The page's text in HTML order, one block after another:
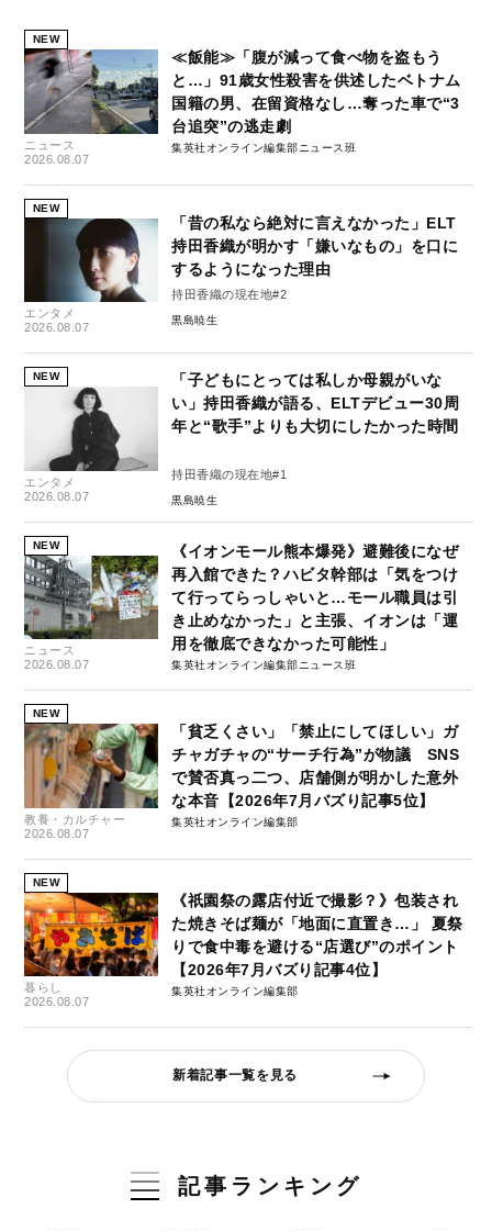
NEW
ニュース
2026.08.07
≪飯能≫「腹が減って食べ物を盗もう
と…」91歳女性殺害を供述したベトナム
国籍の男、在留資格なし…奪った車で“3
台追突”の逃走劇
集英社オンライン編集部ニュース班
NEW
エンタメ
2026.08.07
「昔の私なら絶対に言えなかった」ELT
持田香織が明かす「嫌いなもの」を口に
するようになった理由
持田香織の現在地#2
黒島暁生
NEW
エンタメ
2026.08.07
「子どもにとっては私しか母親がいな
い」持田香織が語る、ELTデビュー30周
年と“歌手”よりも大切にしたかった時間
持田香織の現在地#1
黒島暁生
NEW
ニュース
2026.08.07
《イオンモール熊本爆発》避難後になぜ
再入館できた？ハビタ幹部は「気をつけ
て行ってらっしゃいと…モール職員は引
き止めなかった」と主張、イオンは「運
用を徹底できなかった可能性」
集英社オンライン編集部ニュース班
NEW
教養・カルチャー
2026.08.07
「貧乏くさい」「禁止にしてほしい」ガ
チャガチャの“サーチ行為”が物議 SNS
で賛否真っ二つ、店舗側が明かした意外
な本音【2026年7月バズり記事5位】
集英社オンライン編集部
NEW
暮らし
2026.08.07
《祇園祭の露店付近で撮影？》包装され
た焼きそば麺が「地面に直置き…」 夏祭
りで食中毒を避ける“店選び”のポイント
【2026年7月バズり記事4位】
集英社オンライン編集部
新着記事一覧を見る
記事ランキング